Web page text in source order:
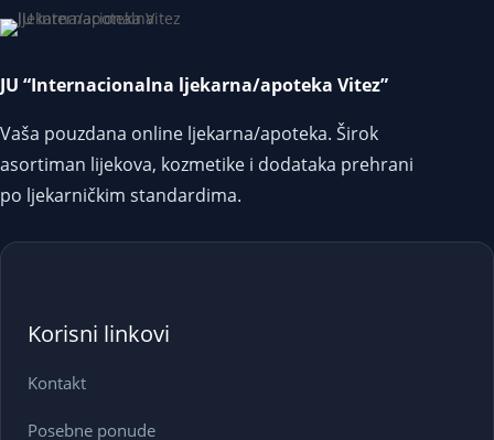
JU “Internacionalna ljekarna/apoteka Vitez”
Vaša pouzdana online ljekarna/apoteka. Širok
asortiman lijekova, kozmetike i dodataka prehrani
po ljekarničkim standardima.
Korisni linkovi
Kontakt
Posebne ponude